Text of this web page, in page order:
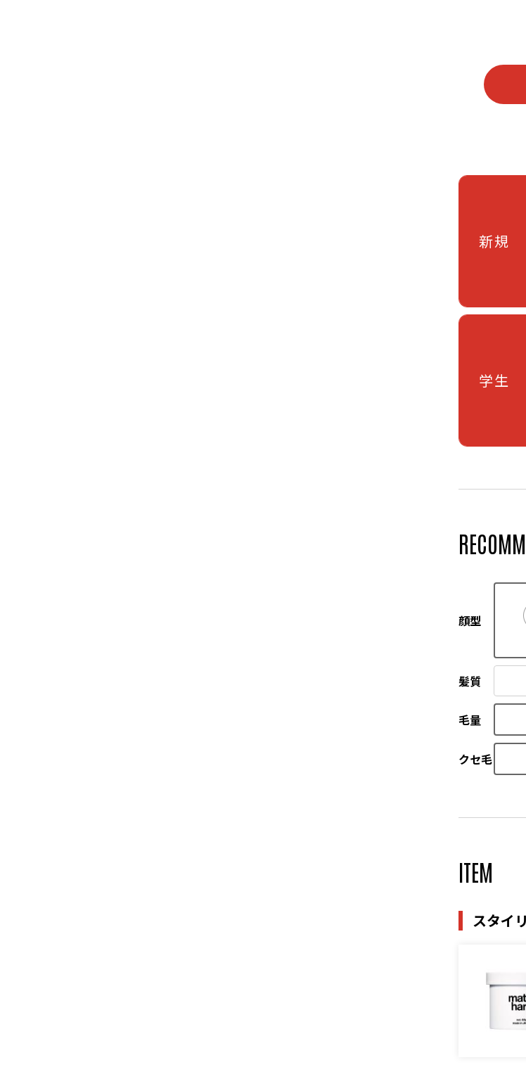
新規
学生
顔型
髪質
毛量
クセ毛
ITEM
スタイ